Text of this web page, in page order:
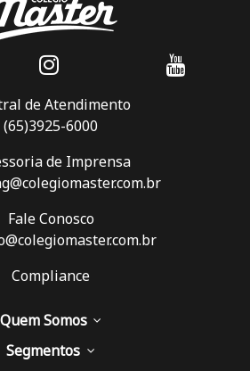
de Atendimento
(65)3925-6000
de Imprensa
Fale Conosco
Compliance
Quem Somos
Segmentos